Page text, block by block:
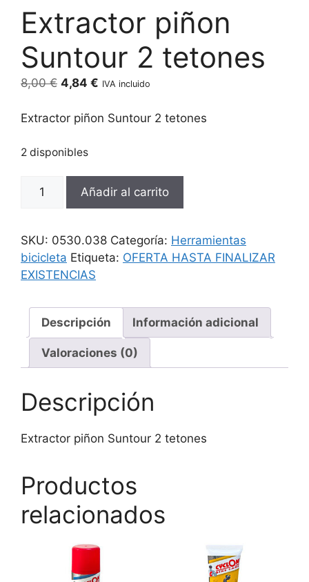
Extractor piñon
Suntour 2 tetones
8,00€ El
original
8,00 €.
4,84 € El
actual
IVA incluido
Extractor piñon Suntour 2 tetones
2 disponibles
Extractor
2
tetones
cantidad
Añadir al carrito
SKU: 0530.038 Categoría: Herramientas
bicicleta Etiqueta: OFERTA HASTA FINALIZAR
EXISTENCIAS
Descripción Información adicional
Valoraciones (0)
Descripción
Extractor piñon Suntour 2 tetones
Productos
relacionados